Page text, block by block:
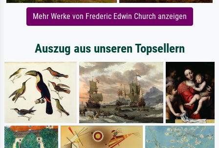
Mehr Werke von Frederic Edwin Church anzeigen
Auszug aus unseren Topsellern